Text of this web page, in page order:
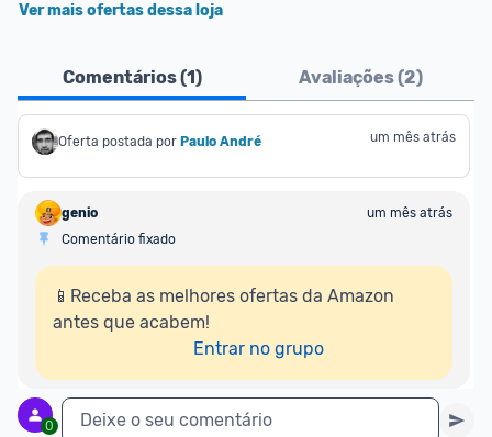
Ver mais ofertas dessa loja
Comentários (1) Avaliações (2)
Oferta postada por Paulo André um mês atrás
genio
um mês atrás
Comentário fixado
📱Receba as melhores ofertas da Amazon
antes que acabem!
Entrar no grupo
0 Deixe o seu comentário